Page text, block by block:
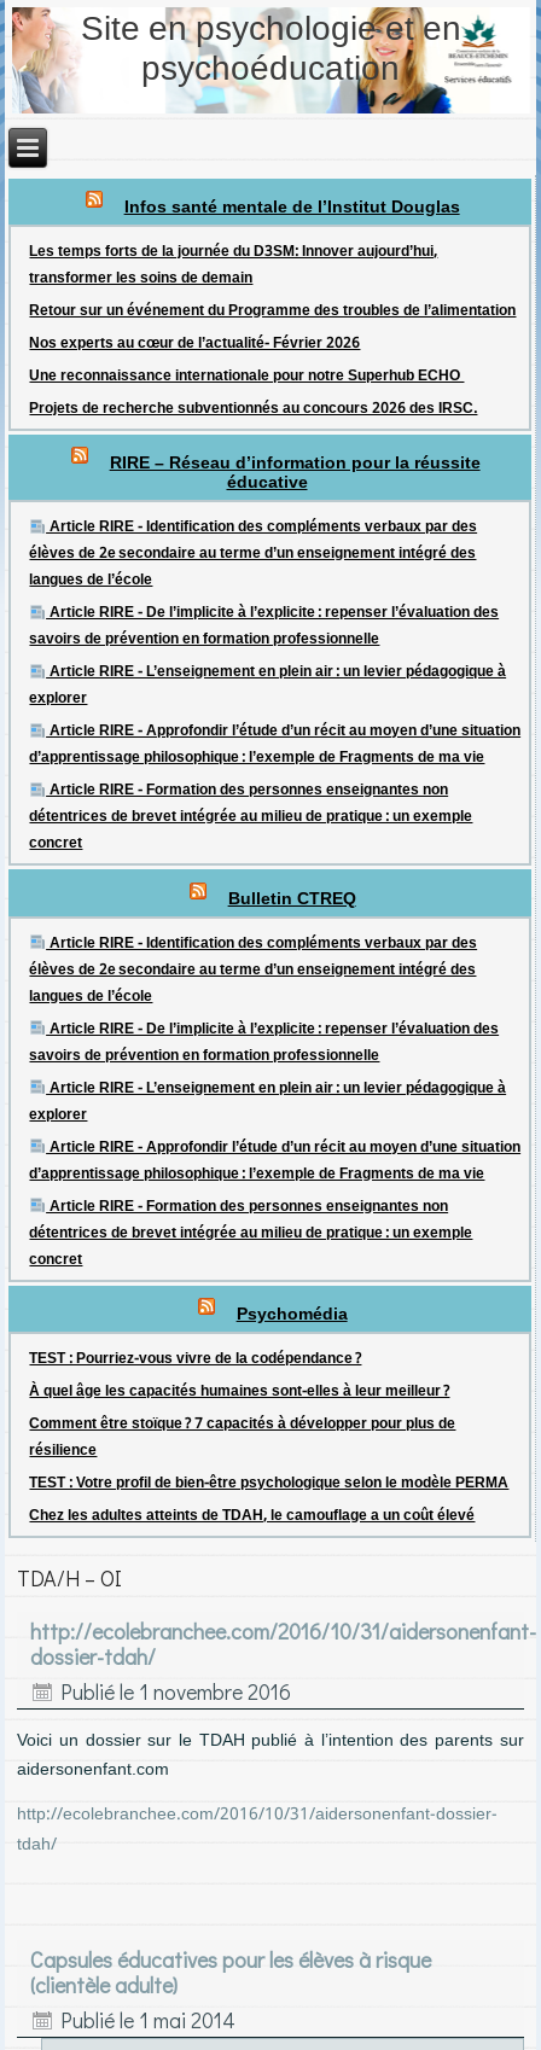
Site en psychologie et en
psychoéducation
Infos santé mentale de l’Institut Douglas
Les temps forts de la journée du D3SM: Innover aujourd’hui,
transformer les soins de demain
Retour sur un événement du Programme des troubles de l’alimentation
Nos experts au cœur de l’actualité- Février 2026
Une reconnaissance internationale pour notre Superhub ECHO
Projets de recherche subventionnés au concours 2026 des IRSC.
RIRE – Réseau d’information pour la réussite
éducative
Article RIRE - Identification des compléments verbaux par des
élèves de 2e secondaire au terme d’un enseignement intégré des
langues de l’école
Article RIRE - De l’implicite à l’explicite : repenser l’évaluation des
savoirs de prévention en formation professionnelle
Article RIRE - L’enseignement en plein air : un levier pédagogique à
explorer
Article RIRE - Approfondir l’étude d’un récit au moyen d’une situation
d’apprentissage philosophique : l’exemple de Fragments de ma vie
Article RIRE - Formation des personnes enseignantes non
détentrices de brevet intégrée au milieu de pratique : un exemple
concret
Bulletin CTREQ
Article RIRE - Identification des compléments verbaux par des
élèves de 2e secondaire au terme d’un enseignement intégré des
langues de l’école
Article RIRE - De l’implicite à l’explicite : repenser l’évaluation des
savoirs de prévention en formation professionnelle
Article RIRE - L’enseignement en plein air : un levier pédagogique à
explorer
Article RIRE - Approfondir l’étude d’un récit au moyen d’une situation
d’apprentissage philosophique : l’exemple de Fragments de ma vie
Article RIRE - Formation des personnes enseignantes non
détentrices de brevet intégrée au milieu de pratique : un exemple
concret
Psychomédia
TEST : Pourriez-vous vivre de la codépendance ?
À quel âge les capacités humaines sont-elles à leur meilleur ?
Comment être stoïque ? 7 capacités à développer pour plus de
résilience
TEST : Votre profil de bien-être psychologique selon le modèle PERMA
Chez les adultes atteints de TDAH, le camouflage a un coût élevé
TDA/H – OI
http://ecolebranchee.com/2016/10/31/aidersonenfant-
dossier-tdah/
Publié le 1 novembre 2016
Voici un dossier sur le TDAH publié à l’intention des parents sur
aidersonenfant.com
http://ecolebranchee.com/2016/10/31/aidersonenfant-dossier-
tdah/
Capsules éducatives pour les élèves à risque
(clientèle adulte)
Publié le 1 mai 2014